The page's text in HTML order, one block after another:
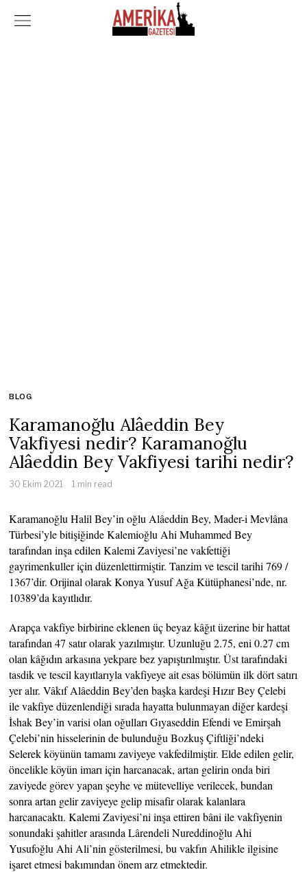
BLOG
Karamanoğlu Alâeddin Bey
Vakfiyesi nedir? Karamanoğlu
Alâeddin Bey Vakfiyesi tarihi nedir?
30 Ekim 2021 1 min read
Karamanoğlu Halil Bey’in oğlu Alâeddin Bey, Mader-i Mevlâna
Türbesi’yle bitişiğinde Kalemioğlu Ahi Muhammed Bey
tarafından inşa edilen Kalemi Zaviyesi’ne vakfettiği
gayrimenkuller için düzenlettirmiştir. Tanzim ve tescil tarihi 769 /
1367’dir. Orijinal olarak Konya Yusuf Ağa Kütüphanesi’nde, nr.
10389’da kayıtlıdır.
Arapça vakfiye birbirine eklenen üç beyaz kâğıt üzerine bir hattat
tarafından 47 satır olarak yazılmıştır. Uzunluğu 2.75, eni 0.27 cm
olan kâğıdın arkasına yekpare bez yapıştırılmıştır. Üst tarafındaki
tasdik ve tescil kayıtlarıyla vakfiyeye ait esas bölümün ilk dört satırı
yer alır. Vâkıf Alâeddin Bey’den başka kardeşi Hızır Bey Çelebi
ile vakfiye düzenlendiği sırada hayatta bulunmayan diğer kardeşi
İshak Bey’in varisi olan oğulları Gıyaseddin Efendi ve Emirşah
Çelebi’nin hisselerinin de bulunduğu Bozkuş Çiftliği’ndeki
Selerek köyünün tamamı zaviyeye vakfedilmiştir. Elde edilen gelir,
öncelikle köyün imarı için harcanacak, artan gelirin onda biri
zaviyede görev yapan şeyhe ve mütevelliye verilecek, bundan
sonra artan gelir zaviyeye gelip misafir olarak kalanlara
harcanacaktı. Kalemi Zaviyesi’ni inşa ettiren bâni ile vakfiyenin
sonundaki şahitler arasında Lârendeli Nureddinoğlu Ahi
Yusufoğlu Ahi Ali’nin gösterilmesi, bu vakfın Ahilikle ilgisine
işaret etmesi bakımından önem arz etmektedir.